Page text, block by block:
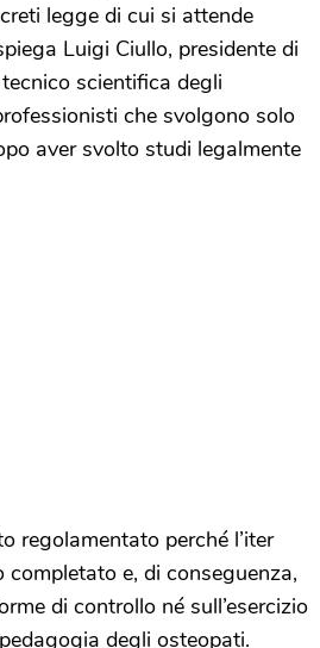
legge di cui si attende
Luigi Ciullo, presidente di
tecnico scientifica degli
che svolgono solo
aver svolto studi legalmente
regolamentato perché l’iter
e, di conseguenza,
di controllo né sull’esercizio
degli osteopati.